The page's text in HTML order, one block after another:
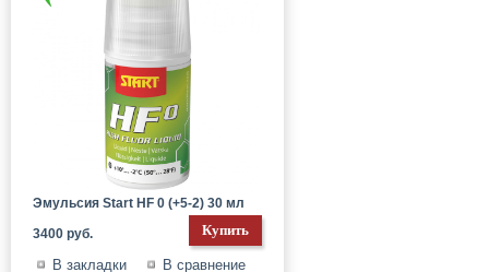
Эмульсия Start HF 0 (+5-2) 30 мл
3400 руб.
В закладки В сравнение